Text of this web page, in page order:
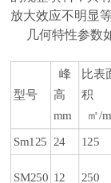
放大效应不明显
几何特性参数
型号
峰
高
mm
比表
积
㎡/
Sm125 24 125
SM250 12 250